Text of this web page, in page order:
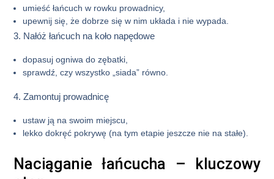
umieść łańcuch w rowku prowadnicy,
upewnij się, że dobrze się w nim układa i nie wypada.
3. Nałóż łańcuch na koło napędowe
dopasuj ogniwa do zębatki,
sprawdź, czy wszystko „siada” równo.
4. Zamontuj prowadnicę
ustaw ją na swoim miejscu,
lekko dokręć pokrywę (na tym etapie jeszcze nie na stałe).
Naciąganie łańcucha – kluczowy